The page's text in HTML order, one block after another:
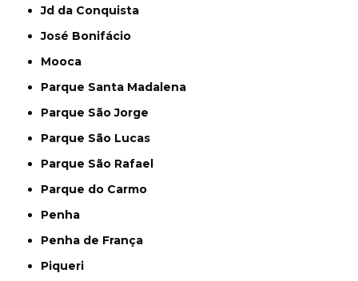
Jd da Conquista
José Bonifácio
Mooca
Parque Santa Madalena
Parque São Jorge
Parque São Lucas
Parque São Rafael
Parque do Carmo
Penha
Penha de França
Piqueri